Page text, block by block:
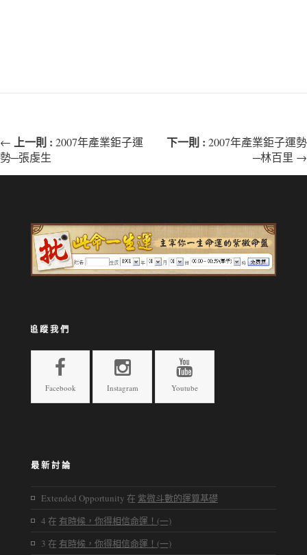
下一則 : 2007年產業鉅子運勢
─林百里 →
← 上一則 : 2007年產業鉅子運
勢─張虔生
追蹤我們
Facebook Instagram Youtube
最新討論
Extended Opportunity 在 紫微斗數的運算基礎
4 在 有時候，你得相信命運！(一)
3 在 有時候，你得相信命運！(一)